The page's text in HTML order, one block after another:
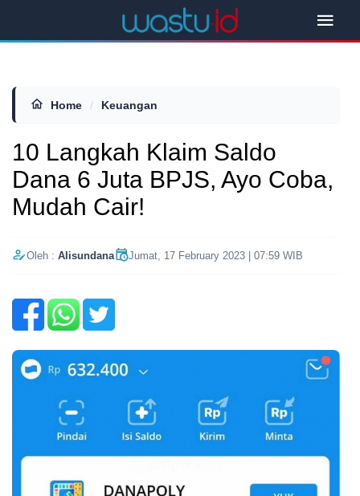
Home / Keuangan
10 Langkah Klaim Saldo
Dana 6 Juta BPJS, Ayo Coba,
Mudah Cair!
Oleh : Alisundana Jumat, 17 February 2023 | 07:59 WIB